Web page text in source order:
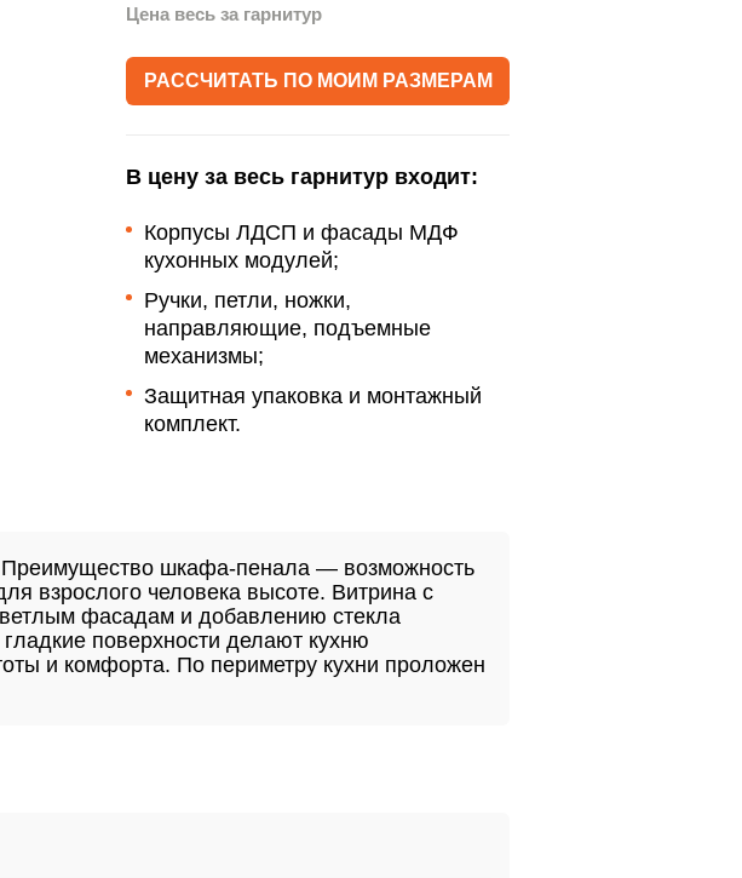
Цена весь за гарнитур
РАССЧИТАТЬ ПО МОИМ РАЗМЕРАМ
В цену за весь гарнитур входит:
Корпусы ЛДСП и фасады МДФ
кухонных модулей;
Ручки, петли, ножки,
направляющие, подъемные
механизмы;
Защитная упаковка и монтажный
комплект.
Преимущество шкафа-пенала — возможность
взрослого человека высоте. Витрина с
фасадам и добавлению стекла
поверхности делают кухню
и комфорта. По периметру кухни проложен